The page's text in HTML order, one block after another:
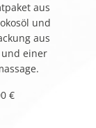
aus
und
aus
und einer
€